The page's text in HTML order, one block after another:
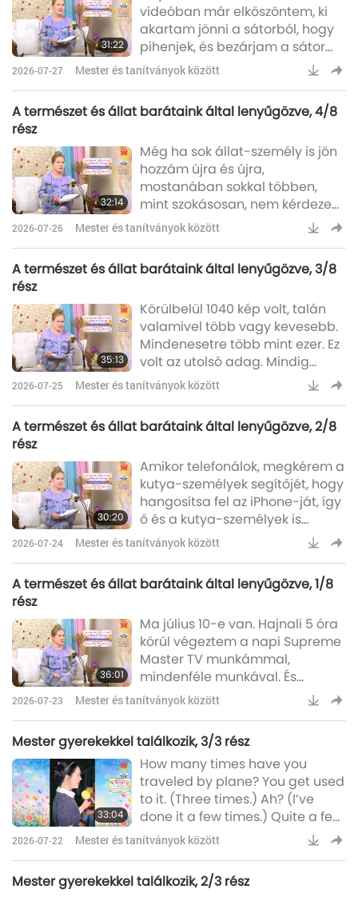
mondta: „Mivel elvesztettem a
számat, nem tudok enni.” Erre
én: „Ó, ez persze szörnyű és
megértem. De csoda, hogy még
mindig járkálsz, éled az é
31:22
videóban már elköszöntem, ki
akartam jönni a sátorból, hogy
pihenjek, és bezárjam a sátor
körüli kerítést. Ekkor megláttam
egy szentjánosbogarat. Olyan
világítás, a sötétben nagyon jól
készítettem pár fényképet, hogy
megmutassam, hogyan néz ki. Ő
nőstény. A kutatások szerint
kétéves koruk után, felnőttként
ezek a b
2026-07-27 Mester és tanítványok között
A természet és állat barátaink által lenyűgözve, 4/8
rész
32:14
Még ha sok állat-személy is jön
hozzám újra és újra,
mostanában sokkal többen,
mint szokásosan, nem kérdezem
meg tőlük. De ma
megkérdeztem, azt mond- tam:
„Ki mondta ezt neked? Ki beszélt
neked a békéről, és mondta,
egy fivér mondta neki. Azt
mondtam: „Melyik fivér? Annyi
van a csoportomban, sok fivér,
sok nővér. Melyik?” Ő azt
mondta: „Nem, egy fivér a
Mennyből.” Va
2026-07-26 Mester és tanítványok között
A természet és állat barátaink által lenyűgözve, 3/8
rész
35:13
Körülbelül 1040 kép volt, talán
valamivel több vagy kevesebb.
Mindenesetre több mint ezer. Ez
volt az utolsó adag. Mindig
rengeteg van. Többnyire ilyen
sokáig tart ennyi fényképet
feldolgozni. Nem hiszem, hogy
panaszkodnék a munka miatt.
Sosem unatkoznék, ha valami új
és gyönyörű dolgot fedezhetnék
fel. Amikor megengedhetem
magamnak, hogy kimenjek
fényképezni, az sok-
2026-07-25 Mester és tanítványok között
A természet és állat barátaink által lenyűgözve, 2/8
rész
30:20
Amikor telefonálok, megkérem a
kutya-személyek segítőjét, hogy
hangosítsa fel az iPhone-ját, így
ő és a kutya-személyek is
hallják, amit mondok. Néha más
dolgokról beszélek. Nem mindig
vagy nekik beszélek, hanem
ételekről és hasznos
tudnivalókról, például arról,
hogyan gondoskodjunk róluk,
vagy miként vegyünk nekik
áram nélkül is meleg t
2026-07-24 Mester és tanítványok között
A természet és állat barátaink által lenyűgözve, 1/8
rész
36:01
Ma július 10-e van. Hajnali 5 óra
körül végeztem a napi Supreme
Master TV munkámmal,
mindenféle munkával. És
kimentem esővízért
mosakodáshoz és… És egy
gyönyörű, gyönyörű kis madár-
személy jelent meg közvetlenül
a sátram előtt, egy közepes
méretű, fiatal fa egy kis ágán ült.
A sátor körüli fák többsége fiatal
és apró bokor. De sok közülük
nagyon nagy és magas, annyira
magas, hogy nagyon meg kell e
2026-07-23 Mester és tanítványok között
Mester gyerekekkel találkozik, 3/3 rész
33:04
How many times have you
traveled by plane? You get used
to it. (Three times.) Ah? (I’ve
done it a few times.) Quite a few
times already. Oh my God. Oh
my God. When I was young like
you, I didn’t even know what an
airplane was. How come you are
2026-07-22 Mester és tanítványok között
Mester gyerekekkel találkozik, 2/3 rész